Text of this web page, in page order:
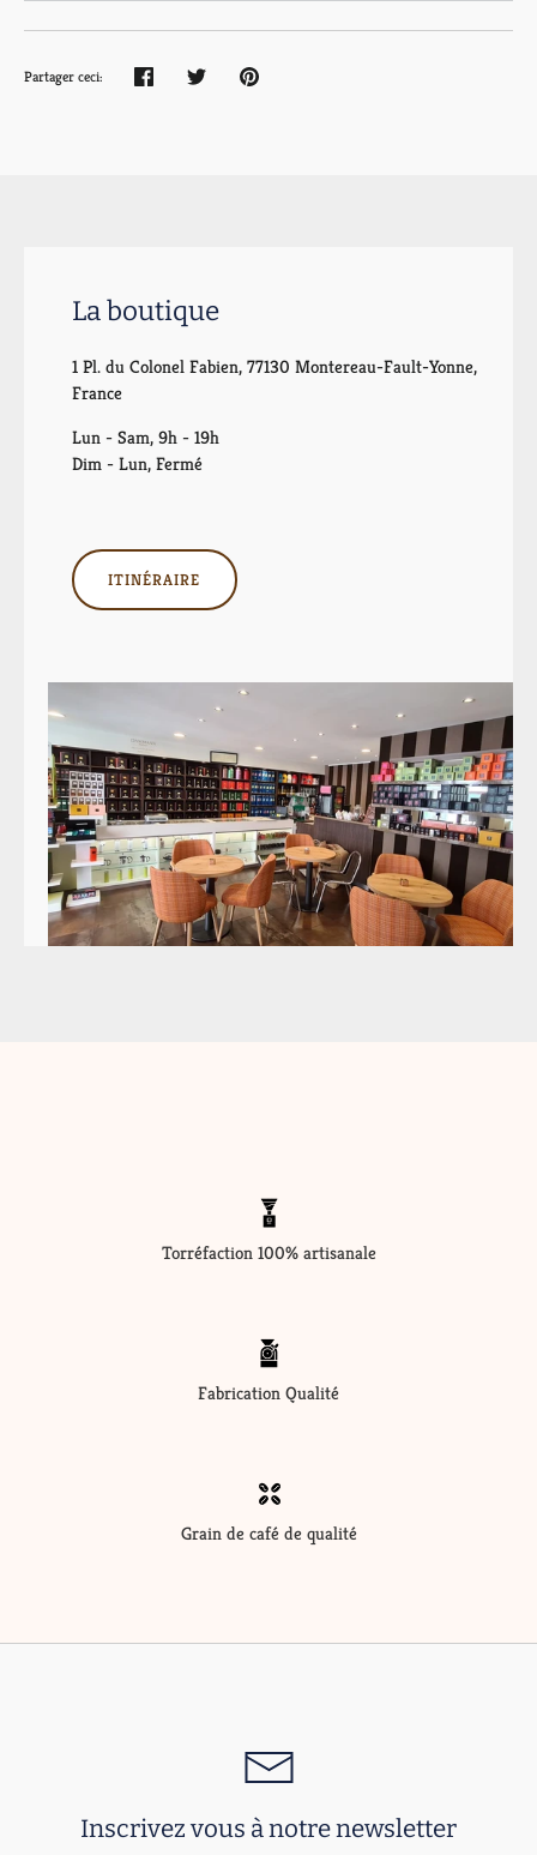
Partager ceci: PartagerTweeterÉpingler
La boutique
1 Pl. du Colonel Fabien, 77130 Montereau-Fault-Yonne,
France
Lun - Sam, 9h - 19h
Dim - Lun, Fermé
ITINÉRAIRE
Torréfaction 100% artisanale
Fabrication Qualité
Grain de café de qualité
Inscrivez vous à notre newsletter